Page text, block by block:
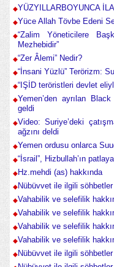
YÜZYILLARBOYUNCA
Yüce Allah Tövbe Edeni
“Zalim Yöneticilere
Mezhebidir”
“Zer Âlemi” Nedir?
“İnsani Yüzlü” Terörizm:
“IŞİD teröristleri devlet
Yemen’den ayrılan
geldi
Video: Suriye’deki
ağzını deldi
Yemen ordusu onlarca
“İsrail”, Hizbullah’ın
Hz.mehdi (as) hakkında
Nübüvvet ile ilgili
Vahabilik ve selefilik
Vahabilik ve selefilik
Vahabilik ve selefilik
Vahabilik ve selefilik
Nübüvvet ile ilgili